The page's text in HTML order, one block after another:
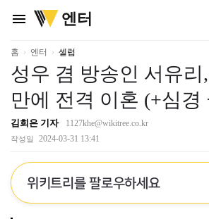
menu
위
키
리
엔터
홈 엔터 셀럽
성우 겸 방송인 서유리
만에 전격 이혼 (+심경
김희은 기자 1127khe@wikitree.co.kr
작성일 2024-03-31 13:41
위키트리를 팔로우하세요